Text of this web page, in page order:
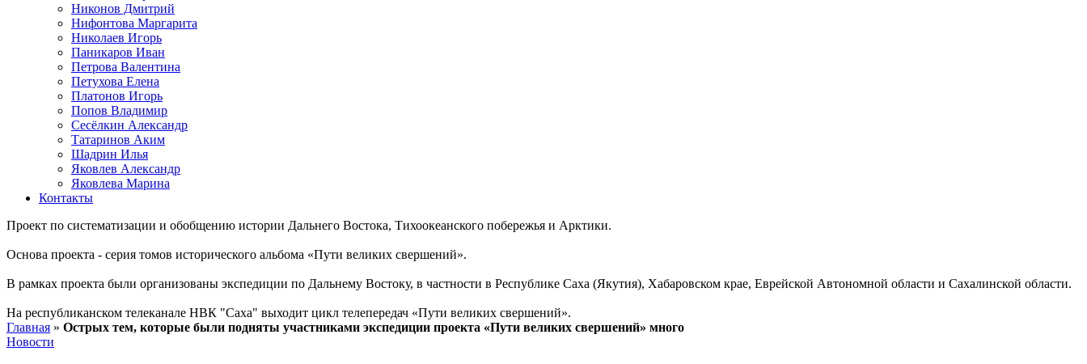
Никонов Дмитрий
Нифонтова Маргарита
Николаев Игорь
Паникаров Иван
Петрова Валентина
Петухова Елена
Платонов Игорь
Попов Владимир
Сесёлкин Александр
Татаринов Аким
Шадрин Илья
Яковлев Александр
Яковлева Марина
Контакты
Проект по систематизации и обобщению истории Дальнего Востока, Тихоокеанского побережья и Арктики.
Основа проекта - серия томов исторического альбома «Пути великих свершений».
В рамках проекта были организованы экспедиции по Дальнему Востоку, в частности в Республике Саха (Якутия), Хабаровском крае, Еврейской Автономной области и Сахалинской области.
На республиканском телеканале НВК "Саха" выходит цикл телепередач «Пути великих свершений».
Главная » Острых тем, которые были подняты участниками экспедиции проекта «Пути великих свершений» много
Новости